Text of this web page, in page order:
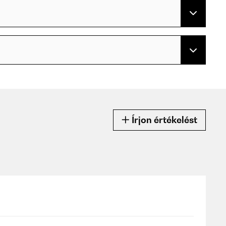
Írjon értékelést